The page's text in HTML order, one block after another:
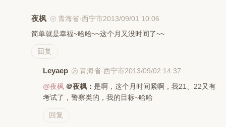
夜枫 青海省·西宁市2013/09/01 10:06
简单就是幸福~哈哈~~这个月又没时间了~~
回复
Leyaep 青海省·西宁市2013/09/02 14:37
@夜枫 ＠夜枫： 是啊，这个月时间紧啊，我21、22又有
考试了，警察类的，我的目标~哈哈
回复